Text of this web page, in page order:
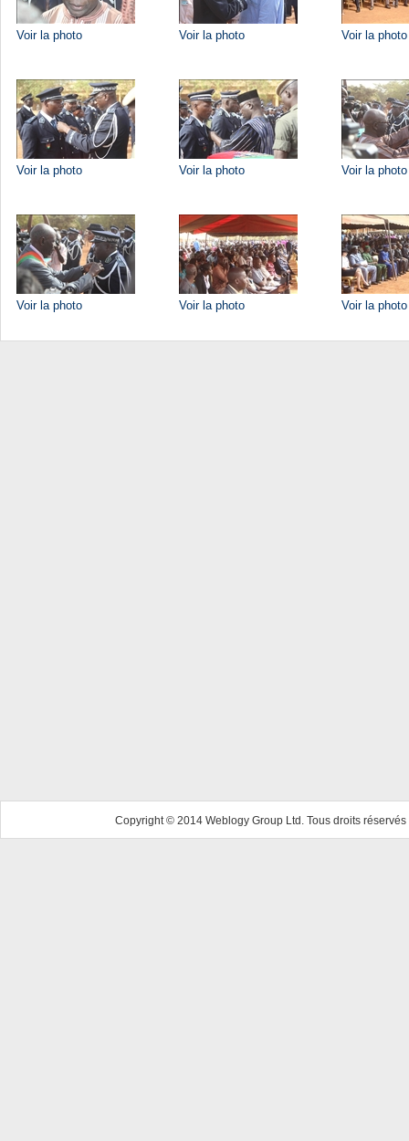
Voir la photo Voir la photo Voir la photo
Voir la photo Voir la photo Voir la photo
Voir la photo Voir la photo Voir la photo
Copyright © 2014 Weblogy Group Ltd. Tous droits